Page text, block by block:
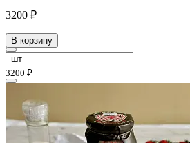
3200 ₽
В корзину
3200 ₽